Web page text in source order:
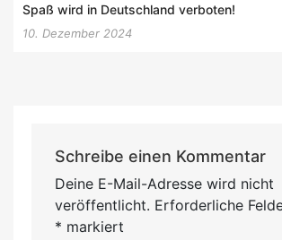
Spaß wird in Deutschland verboten!
10. Dezember 2024
Schreibe einen Kommentar
Deine E-Mail-Adresse wird nicht
veröffentlicht. Erforderliche
* markiert